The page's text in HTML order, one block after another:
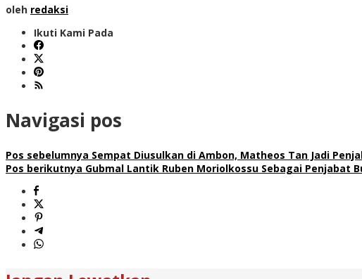
oleh redaksi
Ikuti Kami Pada
Navigasi pos
Pos sebelumnya Sempat Diusulkan di Ambon, Matheos Tan Jadi
Pos berikutnya Gubmal Lantik Ruben Moriolkossu Sebagai Penjabat